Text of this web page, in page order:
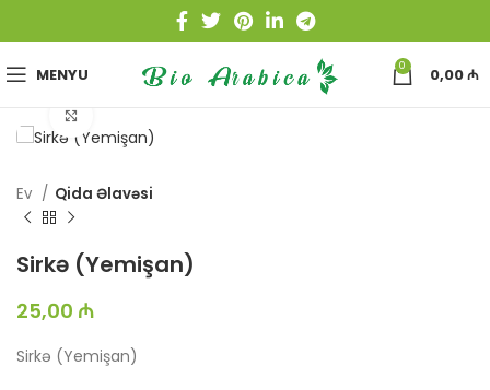
MENYU 0 0,00₼
Ev Qida Əlavəsi
Sirkə (Yemişan)
25,00 ₼
Sirkə (Yemişan)